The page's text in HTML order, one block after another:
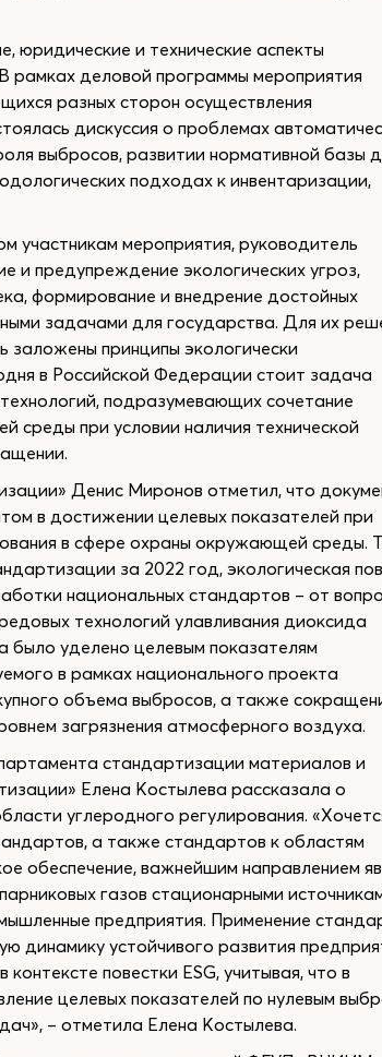
юридические и технические аспекты
рамках деловой программы мероприятия
разных сторон осуществления
дискуссия о проблемах
выбросов, развитии нормативной базы
подходах к инвентаризации,
участникам мероприятия, руководитель
и предупреждение экологических угроз,
формирование и внедрение достойных
задачами для государства. Для их
принципы экологически
в Российской Федерации стоит задача
подразумевающих сочетание
при условии наличия технической
Денис Миронов отметил, что
в достижении целевых показателей при
в сфере охраны окружающей среды.
за 2022 год, экологическая
национальных стандартов – от
технологий улавливания диоксида
было уделено целевым показателям
в рамках национального проекта
объема выбросов, а также
загрязнения атмосферного воздуха.
стандартизации материалов и
Елена Костылева рассказала о
углеродного регулирования.
а также стандартов к областям
обеспечение, важнейшим направлением
газов стационарными
предприятия. Применение
динамику устойчивого развития
повестки ESG, учитывая, что в
целевых показателей по нулевым
– отметила Елена Костылева.